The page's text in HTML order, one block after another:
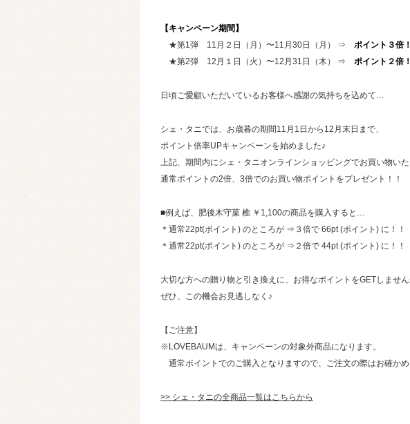
【キャンペーン期間】
★第1弾 11月２日（月）〜11月30日（月） ⇒ ポイント３倍
★第2弾 12月１日（火）〜12月31日（木） ⇒ ポイント２倍
日頃ご愛顧いただいているお客様へ感謝の気持ちを込めて…
シェ・タニでは、お歳暮の期間11月1日から12月末日まで、
ポイント倍率UPキャンペーンを始めました♪
上記、期間内にシェ・タニオンラインショッピングでお買い物いた
通常ポイントの2倍、3倍でのお買い物ポイントをプレゼント！！
■例えば、肥後木守菓 樵 ￥1,100の商品を購入すると…
＊通常22pt(ポイント) のところが ⇒３倍で 66pt (ポイント) に！！
＊通常22pt(ポイント) のところが ⇒２倍で 44pt (ポイント) に！！
大切な方への贈り物と引き換えに、お得なポイントをGETしません
ぜひ、この機会お見逃しなく♪
【ご注意】
※LOVEBAUMは、キャンペーンの対象外商品になります。
通常ポイントでのご購入となりますので、ご注文の際はお確かめ
>> シェ・タニの全商品一覧はこちらから